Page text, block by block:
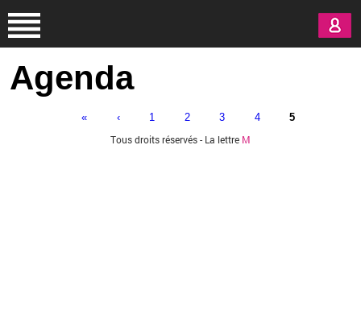
Agenda
« ‹ 1 2 3 4 5
Tous droits réservés - La lettre M